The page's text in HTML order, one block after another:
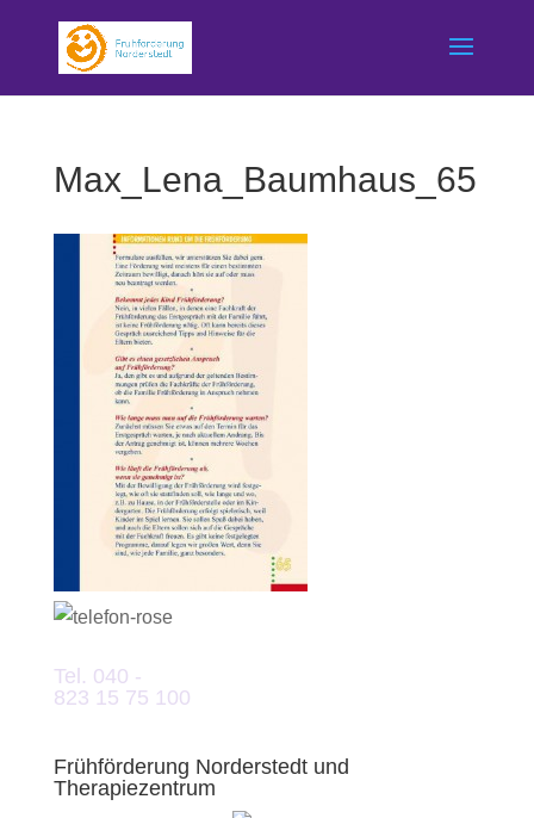
Max_Lena_Baumhaus_65
Tel. 040 -
823 15 75 100
Frühförderung Norderstedt und
Therapiezentrum